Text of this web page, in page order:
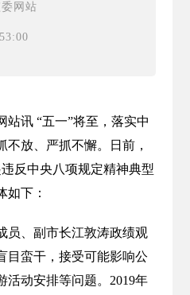
网站
讯 “五一”将至，落实中
放、严抓不懈。日前，
反中央八项规定精神典型
如下：
、副市长江敦涛政绩观
目蛮干，接受可能影响公
活动安排等问题。2019年